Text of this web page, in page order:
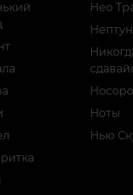
Нео
Нептун
Ноты
Нью